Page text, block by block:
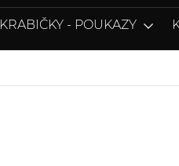
KRABIČKY - POUKAZY